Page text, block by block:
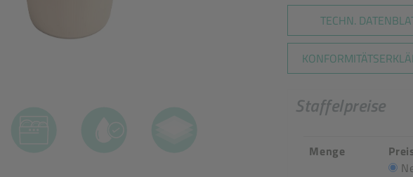
TECHN.
Staffelpreise
Menge